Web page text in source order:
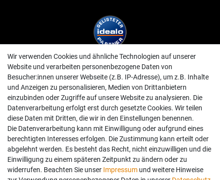
Wir verwenden Cookies und ähnliche Technologien auf unserer
Website und verarbeiten personenbezogene Daten von
Besucher:innen unserer Webseite (z.B. IP-Adresse), um z.B. Inhalte
und Anzeigen zu personalisieren, Medien von Drittanbietern
einzubinden oder Zugriffe auf unsere Website zu analysieren. Die
Datenverarbeitung erfolgt erst durch gesetzte Cookies. Wir teilen
diese Daten mit Dritten, die wir in den Einstellungen benennen.
Die Datenverarbeitung kann mit Einwilligung oder aufgrund eines
berechtigten Interesses erfolgen. Die Zustimmung kann erteilt oder
abgelehnt werden. Es besteht das Recht, nicht einzuwilligen und die
Einwilligung zu einem späteren Zeitpunkt zu ändern oder zu
widerrufen. Beachten Sie unser Impressum und weitere Hinweise